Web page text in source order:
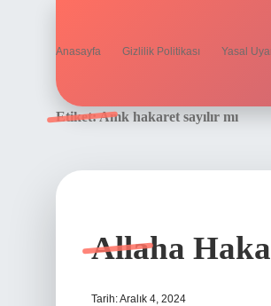
Anasayfa Gizlilik Politikası Yasal
Etiket:Amk hakaret sayılır mı
Allaha
Tarih: Aralık 4, 2024